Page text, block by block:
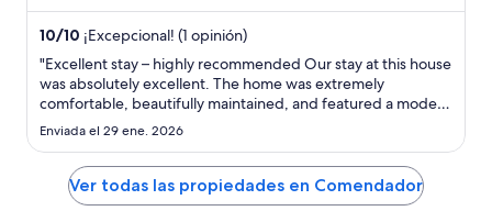
total
noche
del
9
al
10
ago
10/10 ¡Excepcional! (1 opinión)
"Excellent stay – highly recommended Our stay at this house
was absolutely excellent. The home was extremely
comfortable, beautifully maintained, and featured a modern
Florida-style design that immediately made us feel at home.
up for guests. ..."
Enviada el 29 ene. 2026
Ver todas las propiedades en Comendador